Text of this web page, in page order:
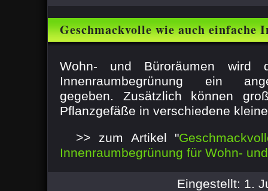
Geschmackvolle wie auch einfache
Wohn- und Büroräumen wird
Innenraumbegrünung ein
gegeben. Zusätzlich können
Pflanzgefäße in verschiedene
>> zum Artikel "
Innenraumbegrünung für Wohn-
Eingestellt: 1.